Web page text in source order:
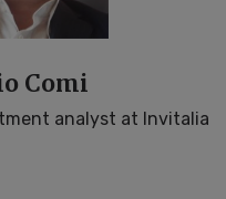
Comi
analyst at Invitalia